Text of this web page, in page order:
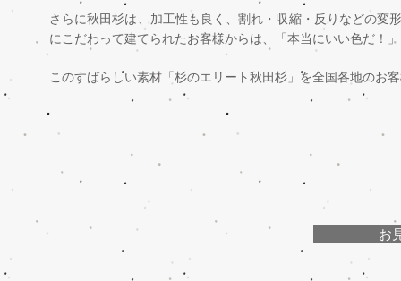
さらに秋田杉は、加工性も良く、割れ・収縮・反りなどの変
にこだわって建てられたお客様からは、「本当にいい色だ！
このすばらしい素材「杉のエリート秋田杉」を全国各地のお
お